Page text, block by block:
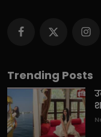
Trending Posts